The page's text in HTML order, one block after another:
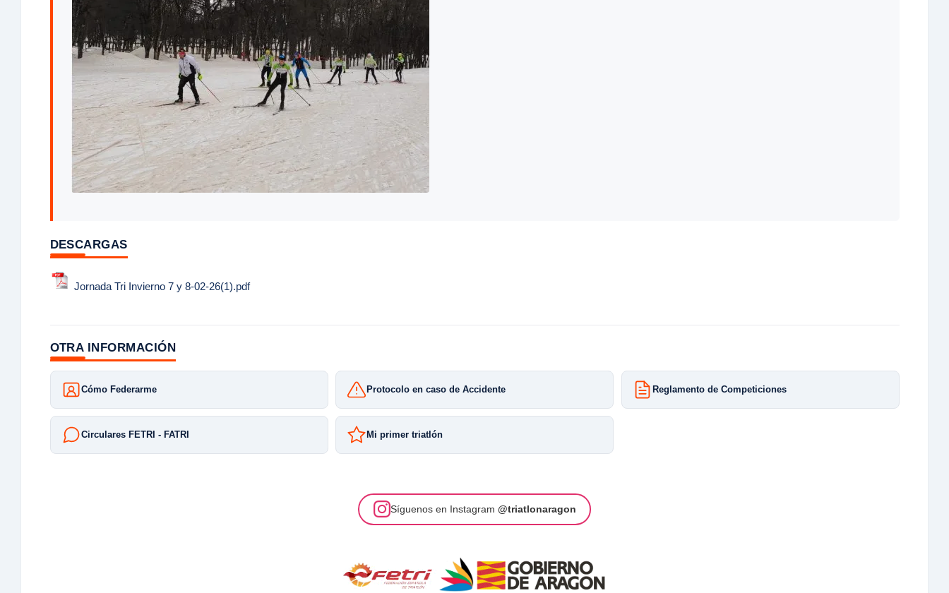
DESCARGAS
Jornada Tri Invierno 7 y 8-02-26(1).pdf
OTRA INFORMACIÓN
Cómo Federarme Protocolo en caso de Accidente Reglamento de Competiciones
Circulares FETRI - FATRI Mi primer triatlón
Síguenos en Instagram @triatlonaragon